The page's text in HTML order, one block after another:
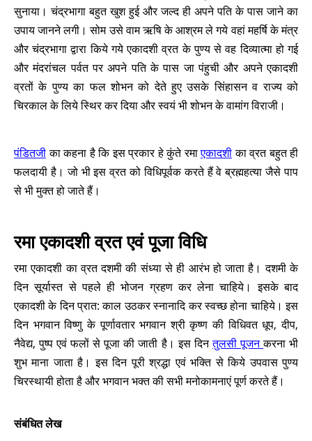
सुनाया। चंद्रभागा बहुत खुश हुई और जल्द ही अपने पति के पास जाने का
उपाय जानने लगी। सोम उसे वाम ऋषि के आश्रम ले गये वहां महर्षि के मंत्र
और चंद्रभागा द्वारा किये गये एकादशी व्रत के पुण्य से वह दिव्यात्मा हो गई
और मंदरांचल पर्वत पर अपने पति के पास जा पंहुची और अपने एकादशी
व्रतों के पुण्य का फल शोभन को देते हुए उसके सिंहासन व राज्य को
चिरकाल के लिये स्थिर कर दिया और स्वयं भी शोभन के वामांग विराजी।
पंडितजीका कहना है कि इस प्रकार हे कुंते रमाएकादशीका व्रत बहुत ही
फलदायी है। जो भी इस व्रत को विधिपूर्वक करते हैं वे ब्रह्महत्या जैसे पाप
से भी मुक्त हो जाते हैं।
रमा एकादशी व्रत एवं पूजा विधि
रमा एकादशी का व्रत दशमी की संध्या से ही आरंभ हो जाता है। दशमी के
दिन सूर्यास्त से पहले ही भोजन ग्रहण कर लेना चाहिये। इसके बाद
एकादशी के दिन प्रात: काल उठकर स्नानादि कर स्वच्छ होना चाहिये। इस
दिन भगवान विष्णु के पूर्णावतार भगवान श्री कृष्ण की विधिवत धूप, दीप,
नैवेद्य, पुष्प एवं फलों से पूजा की जाती है। इस दिनतुलसी पूजनकरना भी
शुभ माना जाता है। इस दिन पूरी श्रद्धा एवं भक्ति से किये उपवास पुण्य
चिरस्थायी होता है और भगवान भक्त की सभी मनोकामनाएं पूर्ण करते हैं।
संबंधित लेख